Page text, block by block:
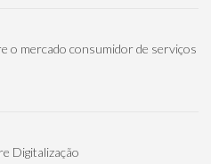
o mercado consumidor de serviços
Digitalização